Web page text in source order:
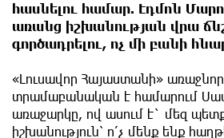
հասնելու համար. Էդմոն
առանց իշխանության վրա
գործադրելու, ոչ մի բանի
«Լուսավոր Հայաստանի»
տրամաբանական է համարում
առաջարկը, ով ասում է` մեզ
իշխանություն՝ ո՛չ մենք ենք